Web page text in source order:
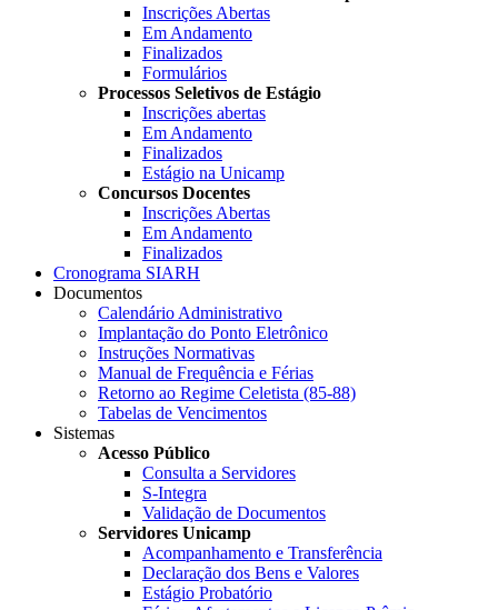
Inscrições Abertas
Em Andamento
Finalizados
Formulários
Processos Seletivos de Estágio
Inscrições abertas
Em Andamento
Finalizados
Estágio na Unicamp
Concursos Docentes
Inscrições Abertas
Em Andamento
Finalizados
Cronograma SIARH
Documentos
Calendário Administrativo
Implantação do Ponto Eletrônico
Instruções Normativas
Manual de Frequência e Férias
Retorno ao Regime Celetista (85-88)
Tabelas de Vencimentos
Sistemas
Acesso Público
Consulta a Servidores
S-Integra
Validação de Documentos
Servidores Unicamp
Acompanhamento e Transferência
Declaração dos Bens e Valores
Estágio Probatório